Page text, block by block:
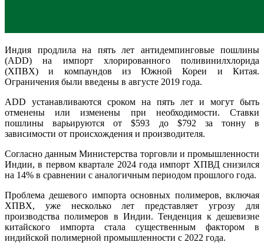
Индия продлила на пять лет антидемпинговые пошлины
(ADD) на импорт хлорированного поливинилхлорида
(ХПВХ) и компаундов из Южной Кореи и Китая.
Ограничения были введены в августе 2019 года.
ADD устанавливаются сроком на пять лет и могут быть
отменены или изменены при необходимости. Ставки
пошлины варьируются от $593 до $792 за тонну в
зависимости от происхождения и производителя.
Согласно данным Министерства торговли и промышленности
Индии, в первом квартале 2024 года импорт ХПВД снизился
на 14% в сравнении с аналогичным периодом прошлого года.
Проблема дешевого импорта основных полимеров, включая
ХПВХ, уже несколько лет представляет угрозу для
производства полимеров в Индии. Тенденция к дешевизне
китайского импорта стала существенным фактором в
индийской полимерной промышленности с 2022 года.